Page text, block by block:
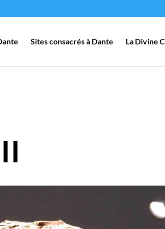
Sites consacrés à Dante La Divine